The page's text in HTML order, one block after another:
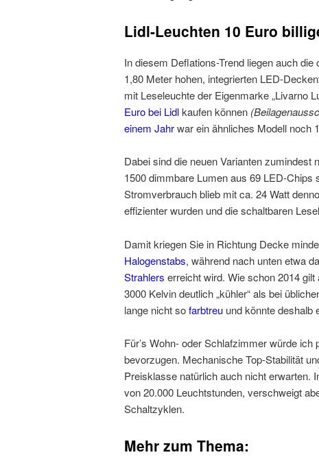
Lidl-Leuchten 10 Euro
In diesem Deflations-Trend liegen auch die
1,80 Meter hohen, integrierten LED-
mit Leseleuchte der Eigenmarke „Livarno
Euro bei Lidlkaufen können
einem Jahrwar ein ähnliches Modell noch
Dabei sind die neuen Varianten zumindest
1500 dimmbare Lumen aus 69 LED-
Stromverbrauch blieb mit ca. 24 Watt
effizienter wurden und die schaltbaren
Damit kriegen Sie in Richtung Decke
Halogenstabs, während nach unten etwa
Strahlers erreicht wird. Wie schon 2014
3000 Kelvin deutlich „kühler“ als bei
lange nicht sofarbtreu und könnte deshalb
Für’s Wohn- oder Schlafzimmer würde
bevorzugen. Mechanische Top-Stabilität
Preisklasse natürlich auch nicht erwarten.
von 20.000 Leuchtstunden, verschweigt
Schaltzyklen.
Mehr zum Thema: